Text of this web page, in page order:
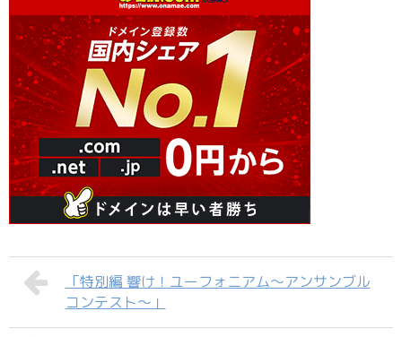
「特別編 響け！ユーフォニアム～アンサンブル
コンテスト～」